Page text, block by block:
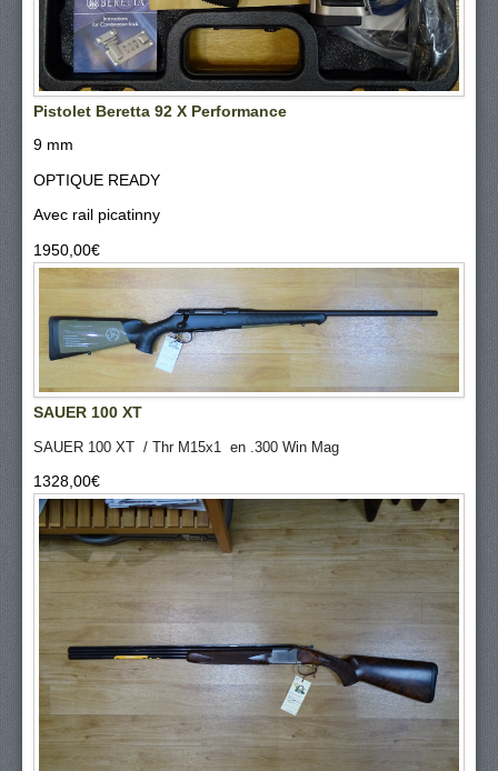
Pistolet Beretta 92 X Performance
9 mm
OPTIQUE READY
Avec rail picatinny
1950,00‎€
SAUER 100 XT
SAUER 100 XT / Thr M15x1 en .300 Win Mag
1328,00‎€